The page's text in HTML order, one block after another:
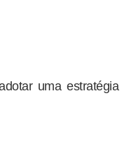
uma estratégia